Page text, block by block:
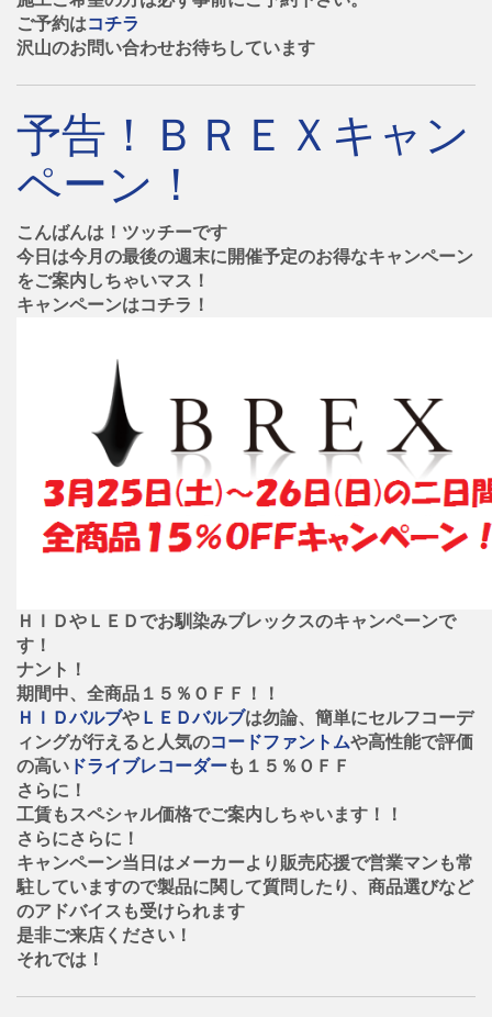
ご予約はコチラ
沢山のお問い合わせお待ちしています
予告！ＢＲＥＸキャン
ペーン！
こんばんは！ツッチーです
今日は今月の最後の週末に開催予定のお得なキャンペーン
をご案内しちゃいマス！
キャンペーンはコチラ！
ＨＩＤやＬＥＤでお馴染みブレックスのキャンペーンで
す！
ナント！
期間中、全商品１５％ＯＦＦ！！
ＨＩＤバルブや ＬＥＤバルブは勿論、簡単にセルフコーデ
ィングが行えると人気のコードファントムや高性能で評価
の高い ドライブレコーダーも１５％ＯＦＦ
さらに！
工賃もスペシャル価格でご案内しちゃいます！！
さらにさらに！
キャンペーン当日はメーカーより販売応援で営業マンも常
駐していますので製品に関して質問したり、商品選びなど
のアドバイスも受けられます
是非ご来店ください！
それでは！